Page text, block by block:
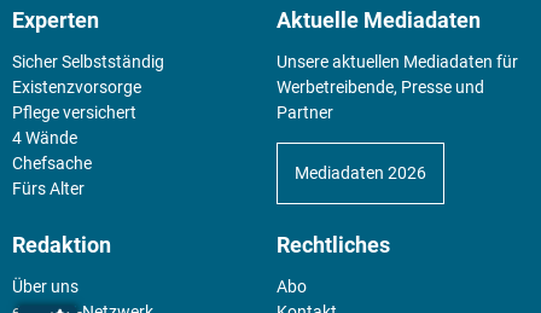
Experten
Sicher Selbstständig
Existenz­vorsorge
Pflege versichert
4 Wände
Chefsache
Fürs Alter
Aktuelle Mediadaten
Unsere aktuellen Mediadaten für
Werbetreibende, Presse und
Partner
Mediadaten 2026
Redaktion
Über uns
Rechtliches
Abo